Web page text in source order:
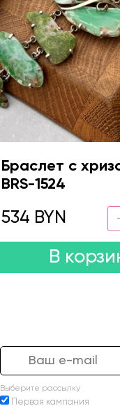
Браслет с
BRS-1524
534 BYN
В
Выберите рассылку
Первая кампания